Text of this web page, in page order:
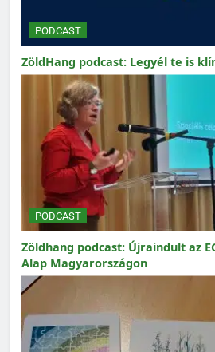
PODCAST
ZöldHang podcast: Legyél te is
PODCAST
Zöldhang podcast: Újraindult az
Alap Magyarországon